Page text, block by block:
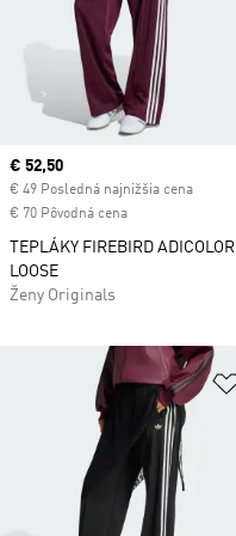
Current price
€ 52,50
€ 49 Posledná najnižšia cena
€ 70 Pôvodná cena
TEPLÁKY FIREBIRD ADICOLOR
LOOSE
Ženy Originals